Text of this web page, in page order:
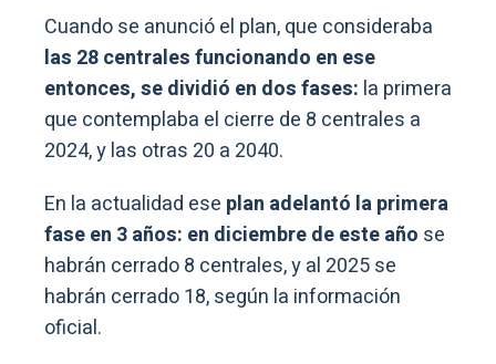
Cuando se anunció el plan, que consideraba
las 28 centrales funcionando en ese
entonces, se dividió en dos fases: la primera
que contemplaba el cierre de 8 centrales a
2024, y las otras 20 a 2040.
En la actualidad ese plan adelantó la primera
fase en 3 años: en diciembre de este año se
habrán cerrado 8 centrales, y al 2025 se
habrán cerrado 18, según la información
oficial.